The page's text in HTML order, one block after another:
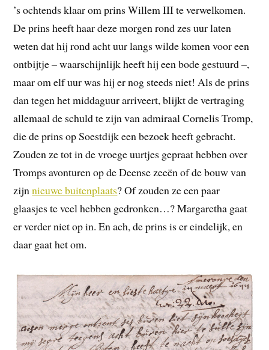
’s ochtends klaar om prins Willem III te verwelkomen.
De prins heeft haar deze morgen rond zes uur laten
weten dat hij rond acht uur langs wilde komen voor een
ontbijtje – waarschijnlijk heeft hij een bode gestuurd –,
maar om elf uur was hij er nog steeds niet! Als de prins
dan tegen het middaguur arriveert, blijkt de vertraging
allemaal de schuld te zijn van admiraal Cornelis Tromp,
die de prins op Soestdijk een bezoek heeft gebracht.
Zouden ze tot in de vroege uurtjes gepraat hebben over
Tromps avonturen op de Deense zeeën of de bouw van
zijnnieuwe buitenplaats? Of zouden ze een paar
glaasjes te veel hebben gedronken…? Margaretha gaat
er verder niet op in. En ach, de prins is er eindelijk, en
daar gaat het om.